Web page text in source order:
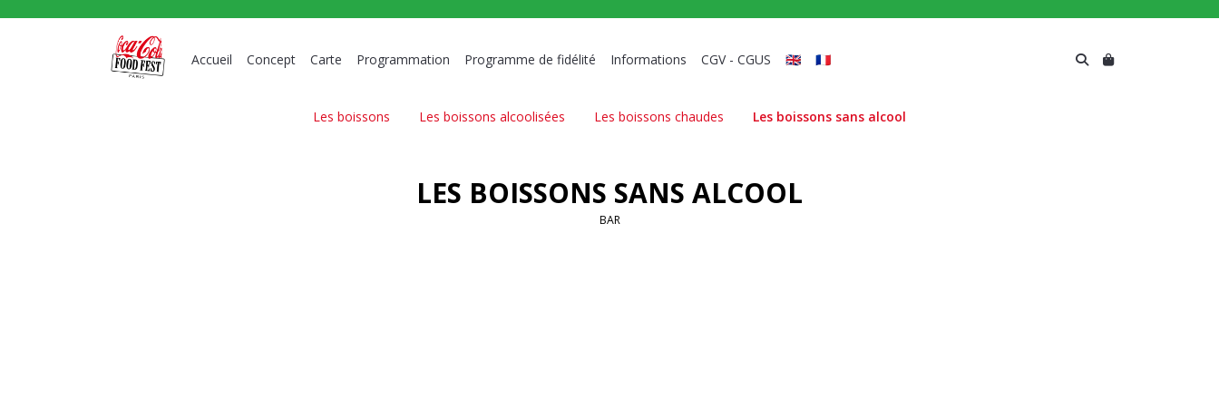
Accueil Concept Carte Programmation Programme de fidélité Informations CGV - CGUS 🇬🇧 🇫🇷
Les boissons Les boissons alcoolisées Les boissons chaudes Les boissons sans alcool
LES BOISSONS SANS ALCOOL
BAR